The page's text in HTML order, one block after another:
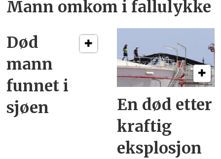
Mann omkom i fallulykke
Død
mann
funnet i
sjøen
En død etter
kraftig
eksplosjon